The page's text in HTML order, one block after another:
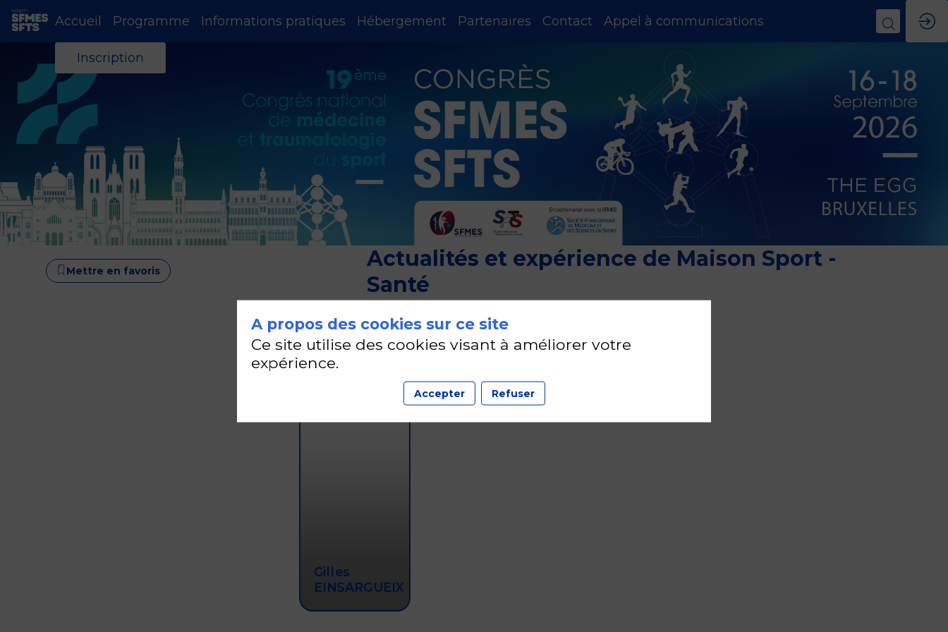
Accueil Programme Informations pratiques Hébergement Partenaires Contact Appel à communications
Inscription
Mettre en favoris
Actualités et expérience de Maison Sport -
Santé
18 sept. 2026 — 10:30
Auditorium
Gilles
EINSARGUEIX
A propos des cookies sur ce site
Ce site utilise des cookies visant à améliorer votre
expérience.
Accepter Refuser